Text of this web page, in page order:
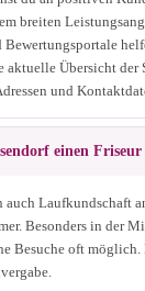
breiten
aktuelle Übersicht der
und
einen
auch Laufkundschaft
Besonders in der
Besuche oft möglich.